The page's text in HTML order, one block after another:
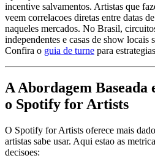
incentive salvamentos. Artistas que
veem correlacoes diretas entre datas
naqueles mercados. No Brasil,
independentes e casas de show locais
Confira o guia de turne para
A Abordagem Baseada
o Spotify for Artists
O Spotify for Artists oferece mais
artistas sabe usar. Aqui estao as
decisoes: